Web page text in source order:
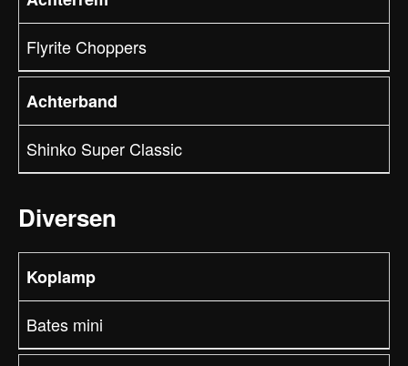
Flyrite Choppers
Achterband
Shinko Super Classic
Diversen
Koplamp
Bates mini